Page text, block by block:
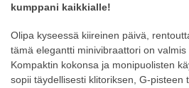
kumppani kaikkialle!
Olipa kyseessä kiireinen päivä,
tämä elegantti minivibraattori on valmis
Kompaktin kokonsa ja monipuolisten
sopii täydellisesti klitoriksen, G-pisteen